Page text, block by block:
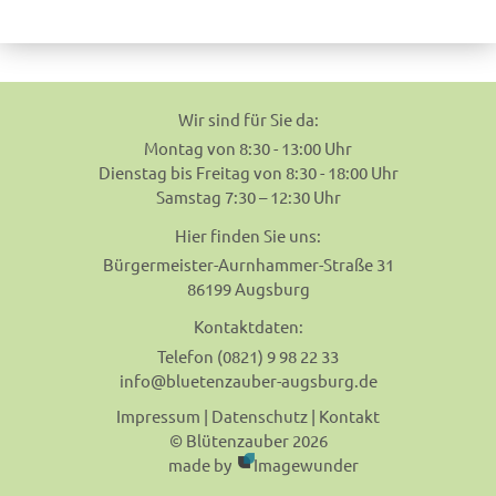
Wir sind für Sie da:
Montag von 8:30 - 13:00 Uhr
Dienstag bis Freitag von 8:30 - 18:00 Uhr
Samstag 7:30 – 12:30 Uhr
Hier finden Sie uns:
Bürgermeister-Aurnhammer-Straße 31
86199 Augsburg
Kontaktdaten:
Telefon (0821) 9 98 22 33
info@bluetenzauber-augsburg.de
Impressum | Datenschutz | Kontakt
© Blütenzauber 2026
made by
Imagewunder